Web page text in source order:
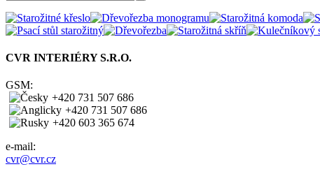
CVR INTERIÉRY S.R.O.
GSM:
+420 731 507 686
+420 731 507 686
+420 603 365 674
e-mail:
cvr@cvr.cz